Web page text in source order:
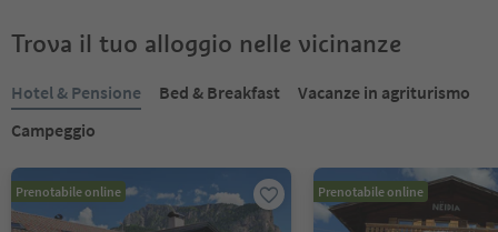
Trova il tuo alloggio nelle vicinanze
Hotel & Pensione Bed & Breakfast
Vacanze in agriturismo
Campeggio
Prenotabile online Prenotabile online